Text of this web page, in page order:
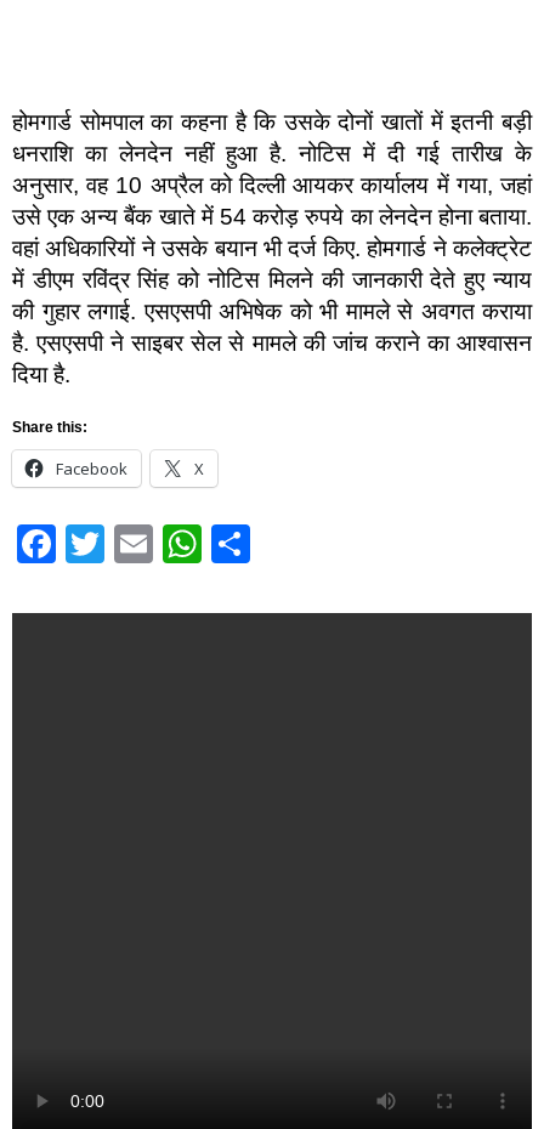
होमगार्ड सोमपाल का कहना है कि उसके दोनों खातों में इतनी बड़ी
धनराशि का लेनदेन नहीं हुआ है. नोटिस में दी गई तारीख के
अनुसार, वह 10 अप्रैल को दिल्ली आयकर कार्यालय में गया, जहां
उसे एक अन्य बैंक खाते में 54 करोड़ रुपये का लेनदेन होना बताया.
वहां अधिकारियों ने उसके बयान भी दर्ज किए. होमगार्ड ने कलेक्ट्रेट
में डीएम रविंद्र सिंह को नोटिस मिलने की जानकारी देते हुए न्याय
की गुहार लगाई. एसएसपी अभिषेक को भी मामले से अवगत कराया
है. एसएसपी ने साइबर सेल से मामले की जांच कराने का आश्वासन
दिया है.
Share this:
Facebook X
Facebook
Twitter
EmailWhatsApp